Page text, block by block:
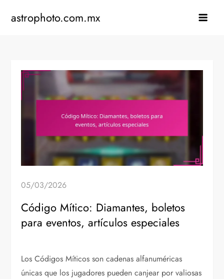
astrophoto.com.mx
05/03/2026
Código Mítico: Diamantes, boletos
para eventos, artículos especiales
Los Códigos Míticos son cadenas alfanuméricas
únicas que los jugadores pueden canjear por valiosas